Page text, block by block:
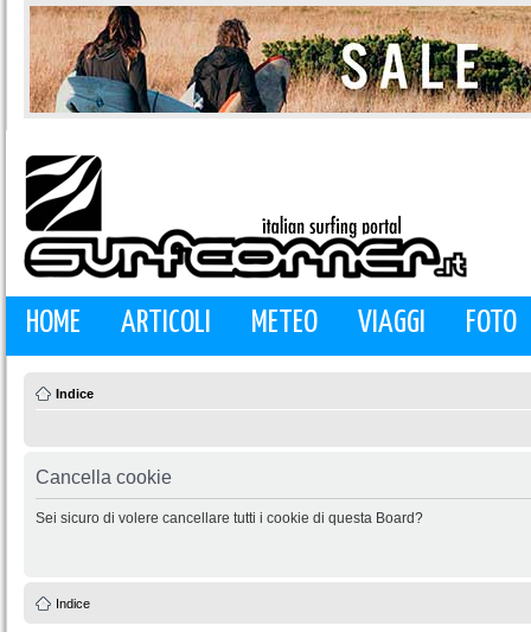
HOME ARTICOLI METEO VIAGGI FOTO
Indice
Cancella cookie
Sei sicuro di volere cancellare tutti i cookie di questa Board?
Indice